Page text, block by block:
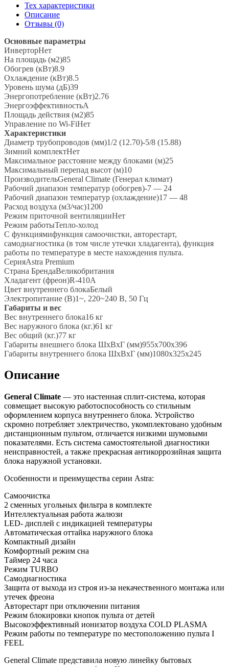
Система
85м2
General
Climate
“Серия
ASTRA
PREMIUM"
GC-
A30HR1
/
GU-
A30H1
Тех характеристики
Описание
Отзывы (0)
Основные параметры
ИнверторНет
На площадь (м2)85
Обогрев (кВт)8.9
Охлаждение (кВт)8.5
Уровень шума (дБ)39
Энергопотребление (кВт)2.76
ЭнергоэффективностьA
Площадь действия (м2)85
Управление по Wi-FiНет
Характеристики
Диаметр трубопроводов (мм)1/2 (12.70)-5/8 (15.88)
Зимний комплектНет
Максимальное расстояние между блоками (м)25
Максимальный перепад высот (м)10
ПроизводительGeneral Climate (Генерал климат)
Рабочий диапазон температур (обогрев)-7 — 24
Рабочий диапазон температур (охлаждение)17 — 48
Расход воздуха (м3/час)1200
Режим приточной вентиляцииНет
Режим работыТепло-холод
С функциямифункция самоочистки, авторестарт,
самодиагностика (в том числе утечки хладагента), функция
работы по температуре в месте нахождения пульта.
СерияAstra Premium
Страна БрендаВеликобритания
Хладагент (фреон)R-410A
Цвет внутреннего блокаБелый
Электропитание (В)1~, 220~240 В, 50 Гц
Габариты и вес
Вес внутреннего блока16 кг
Вес наружного блока (кг.)61 кг
Вес общий (кг.)77 кг
Габариты внешнего блока ШхВхГ (мм)955x700x396
Габариты внутреннего блока ШхВхГ (мм)1080x325x245
Описание
General Climate — это настенная сплит-система, которая
совмещает высокую работоспособность со стильным
оформлением корпуса внутреннего блока. Устройство
скромно потребляет электричество, укомплектовано удобным
дистанционным пультом, отличается низкими шумовыми
показателями. Есть система самостоятельной диагностики
неисправностей, а также прекрасная антикоррозийная защита
блока наружной установки.
Особенности и преимущества серии Astra:
Самоочистка
2 сменных угольных фильтра в комплекте
Интеллектуальная работа жалюзи
LED- дисплей с индикацией температуры
Автоматическая оттайка наружного блока
Компактный дизайн
Комфортный режим сна
Таймер 24 часа
Режим TURBO
Самодиагностика
Защита от выхода из строя из-за некачественного монтажа или
утечек фреона
Авторестарт при отключении питания
Режим блокировки кнопок пульта от детей
Высокоэффективный ионизатор воздуха COLD PLASMA
Режим работы по температуре по местоположению пульта I
FEEL
General Climate представила новую линейку бытовых